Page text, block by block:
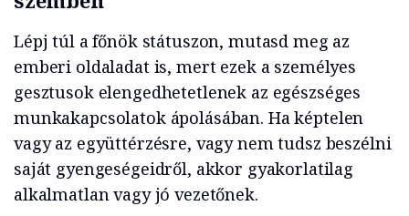
Lépj túl a főnök státuszon, mutasd meg az
emberi oldaladat is, mert ezek a személyes
gesztusok elengedhetetlenek az egészséges
munkakapcsolatok ápolásában. Ha képtelen
vagy az együttérzésre, vagy nem tudsz beszélni
saját gyengeségeidről, akkor gyakorlatilag
alkalmatlan vagy jó vezetőnek.